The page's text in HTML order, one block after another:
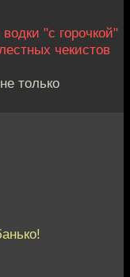
"с горочкой"
чекистов
только